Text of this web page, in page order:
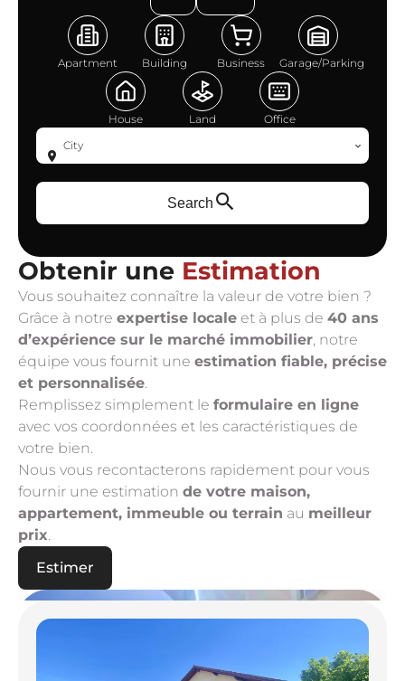
Apartment Building Business Garage/Parking
House Land
Office
City
Search
Obtenir une Estimation
Vous souhaitez connaître la valeur de votre bien ?
Grâce à notre expertise locale et à plus de 40 ans
d’expérience sur le marché immobilier, notre
équipe vous fournit une estimation fiable, précise
et personnalisée.
Remplissez simplement le formulaire en ligne
avec vos coordonnées et les caractéristiques de
votre bien.
Nous vous recontacterons rapidement pour vous
fournir une estimation de votre maison,
appartement, immeuble ou terrain au meilleur
prix.
Estimer